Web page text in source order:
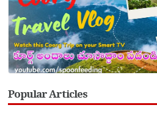
Popular Articles